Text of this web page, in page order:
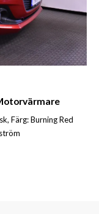
Färg: Burning Red